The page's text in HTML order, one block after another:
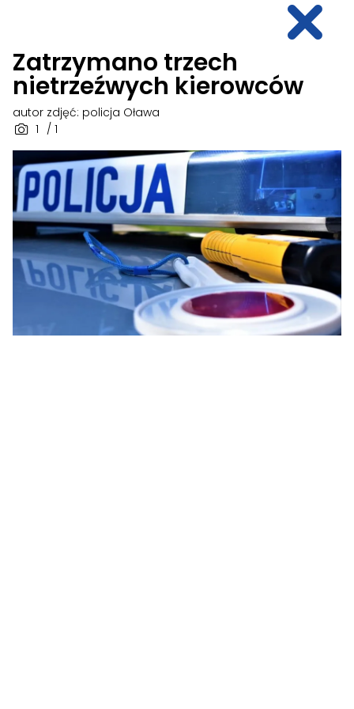
Zatrzymano trzech
nietrzeźwych kierowców
1 / 1
autor zdjęć: policja Oława